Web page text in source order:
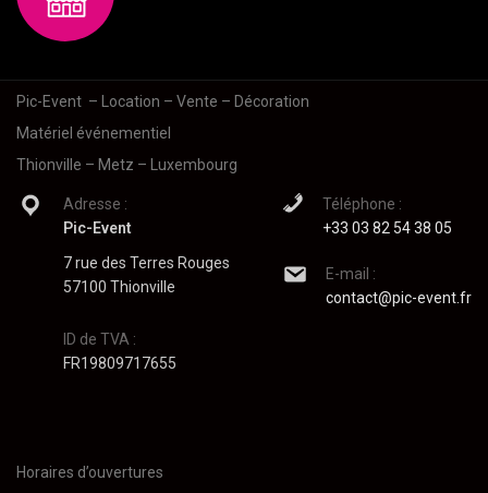
Pic-Event – Location – Vente – Décoration
Matériel événementiel
Thionville – Metz – Luxembourg
Adresse :
Pic-Event
7 rue des Terres Rouges
57100 Thionville
ID de TVA :
FR19809717655
Téléphone :
+33 03 82 54 38 05
E-mail :
contact@pic-event.fr
Horaires d’ouvertures